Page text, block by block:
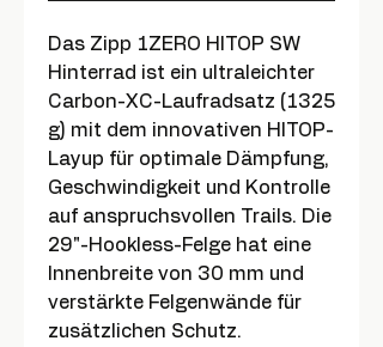
Das Zipp 1ZERO HITOP SW
Hinterrad ist ein ultraleichter
Carbon-XC-Laufradsatz (1325
g) mit dem innovativen HITOP-
Layup für optimale Dämpfung,
Geschwindigkeit und Kontrolle
auf anspruchsvollen Trails. Die
29"-Hookless-Felge hat eine
Innenbreite von 30 mm und
verstärkte Felgenwände für
zusätzlichen Schutz.